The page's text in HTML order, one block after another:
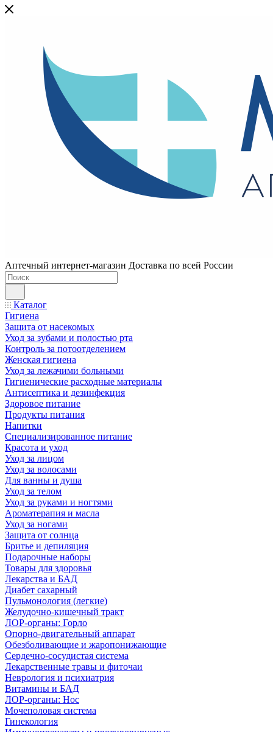
Аптечный интернет-магазин Доставка по всей России
Каталог
Гигиена
Защита от насекомых
Уход за зубами и полостью рта
Контроль за потоотделением
Женская гигиена
Уход за лежачими больными
Гигиенические расходные материалы
Антисептика и дезинфекция
Здоровое питание
Продукты питания
Напитки
Специализированное питание
Красота и уход
Уход за лицом
Уход за волосами
Для ванны и душа
Уход за телом
Уход за руками и ногтями
Ароматерапия и масла
Уход за ногами
Защита от солнца
Бритье и депиляция
Подарочные наборы
Товары для здоровья
Лекарства и БАД
Диабет сахарный
Пульмонология (легкие)
Желудочно-кишечный тракт
ЛОР-органы: Горло
Опорно-двигательный аппарат
Обезболивающие и жаропонижающие
Сердечно-сосудистая система
Лекарственные травы и фиточаи
Неврология и психиатрия
Витамины и БАД
ЛОР-органы: Нос
Мочеполовая система
Гинекология